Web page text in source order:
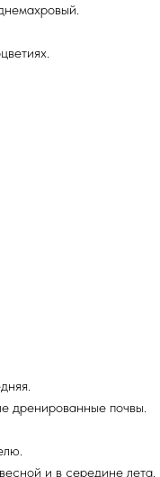
дренированные почвы.
и в середине лета.